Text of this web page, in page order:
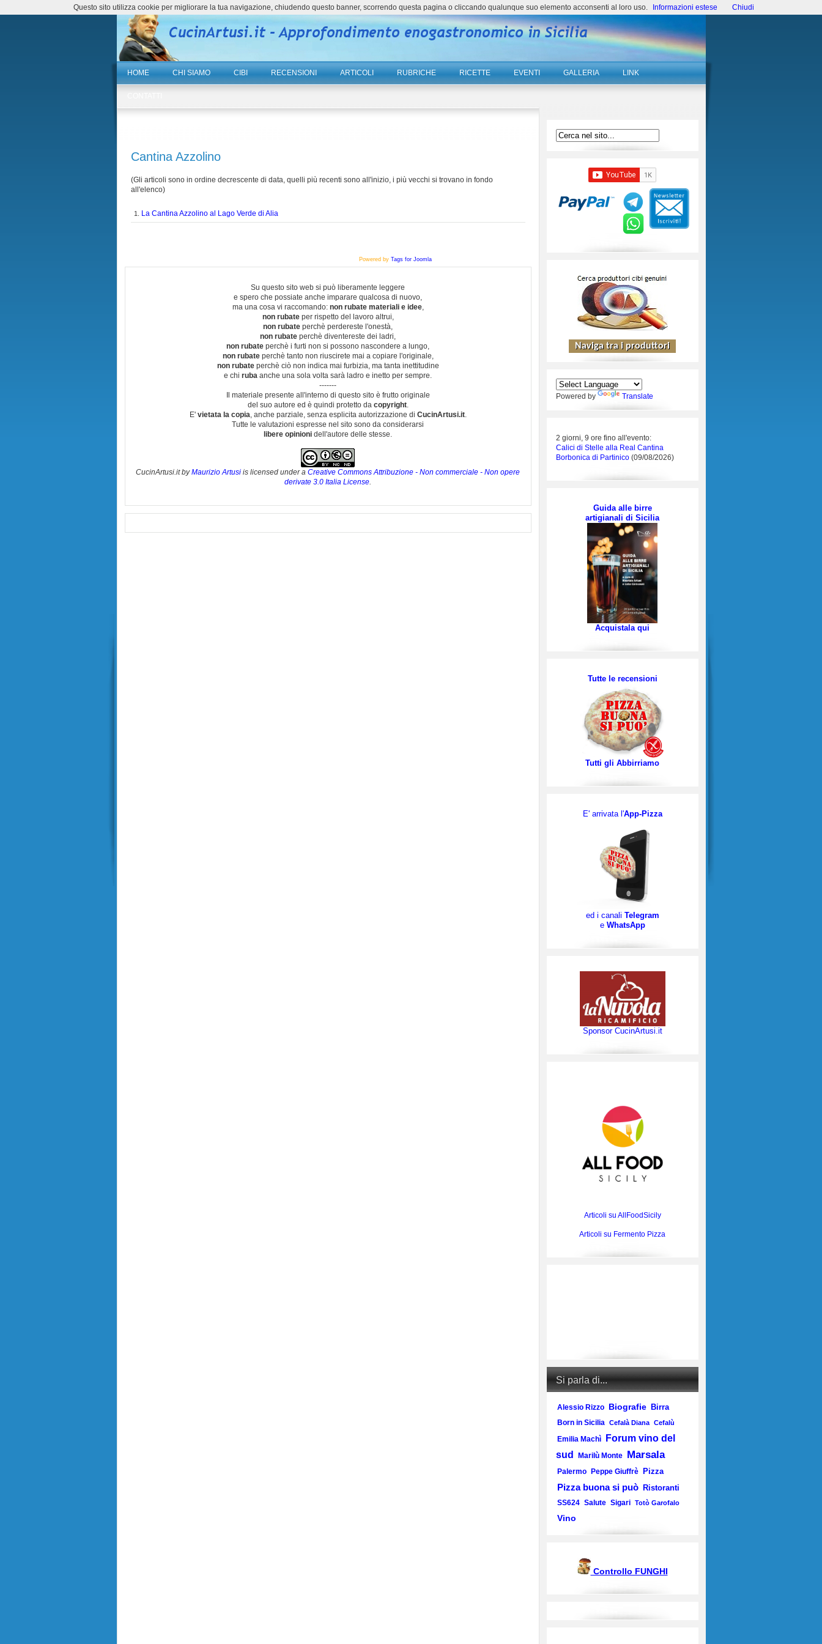
HOME CHI SIAMO CIBI RECENSIONI ARTICOLI RUBRICHE RICETTE EVENTI GALLERIA LINK
Cantina Azzolino
(Gli articoli sono in ordine decrescente di data, quelli più recenti sono all'inizio, i più vecchi si trovano in fondo
all'elenco)
1. La Cantina Azzolino al Lago Verde di Alia
Powered by Tags for Joomla
Su questo sito web si può liberamente leggere
e spero che possiate anche imparare qualcosa di nuovo,
ma una cosa vi raccomando: non rubate materiali e idee,
non rubateper rispetto del lavoro altrui,
non rubate perchè perdereste l'onestà,
non rubate perchè diventereste dei ladri,
non rubate perchè i furti non si possono nascondere a lungo,
non rubateperchè tanto non riuscirete mai a copiare l'originale,
non rubateperchè ciò non indica mai furbizia, ma tanta inettitudine
e chi ruba anche una sola volta sarà ladro e inetto per sempre.
-------
Il materiale presente all'interno di questo sito è frutto originale
del suo autore ed è quindi protetto da copyright.
E' vietata la copia, anche parziale, senza esplicita autorizzazione di CucinArtusi.it.
Tutte le valutazioni espresse nel sito sono da considerarsi
libere opinioni dell'autore delle stesse.
CucinArtusi.itbyMaurizio Artusi is licensed under a Creative Commons Attribuzione - Non commerciale - Non opere
derivate 3.0 Italia License.
Powered by Translate
2 giorni, 9 ore fino all'evento:
Calici di Stelle alla Real Cantina
Borbonica di Partinico (09/08/2026)
Guida alle birre
artigianali di Sicilia
Acquistala qui
Tutte le recensioni
Tutti gli Abbirriamo
E' arrivata l'App-Pizza
ed i canali Telegram
e WhatsApp
Sponsor CucinArtusi.it
Articoli su AllFoodSicily
Articoli su Fermento Pizza
Si parla di...
Alessio Rizzo Biografie Birra
Born in Sicilia Cefalà Diana Cefalù
Emilia Machì
Forum vino del
sud
Marilù Monte Marsala
Palermo Peppe Giuffrè Pizza
Pizza buona si può Ristoranti
SS624 Salute Sigari Totò Garofalo
Vino
Controllo FUNGHI
Questo sito utilizza cookie per migliorare la tua navigazione, chiudendo questo banner, scorrendo questa pagina o cliccando qualunque suo elemento acconsenti al loro uso. Informazioni estese Chiudi